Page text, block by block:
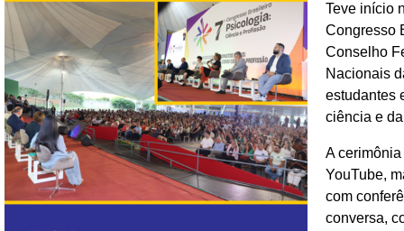
Teve início
Congresso
Conselho
Nacionais
estudantes
ciência e
A
YouTube,
com
conversa,